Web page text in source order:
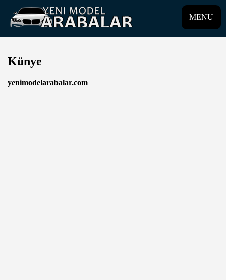
MENU
Künye
yenimodelarabalar.com